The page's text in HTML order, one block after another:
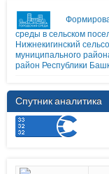
среды в сельском
Нижнекигинский
муниципального
район Республики
Спутник аналитика